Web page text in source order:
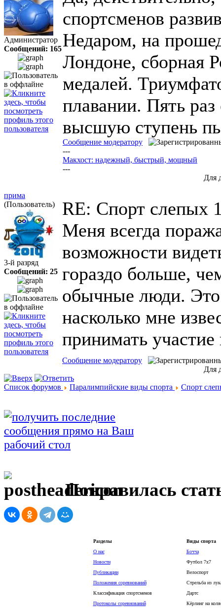
Администратор
Сообщений: 165
спортсменов
Недаром, на
Лондоне, сборная
медалей.
плавании. Пять раз
высшую ступень
Сообщение модератору
---
Макхост: надежный, быстрый, мощный
---
Для
прима
(Пользователь)
3-й разряд
Сообщений: 25
RE: Спорт слепых
Меня всегда
возможности
гораздо больше,
обычные люди. Это
насколько мне
принимать
Сообщение модератору
Для
Список форумов Паралимпийские виды спорта Спорт
Понравилась
Разделы
О нас
Новости
Публикации
Положения соревнований
Классификация спортсменов
Протоколы соревнований
Виды спорта
Бочча
Футбол 7х7
Велоспорт
Стрельба из
Дартс
Кёрлинг на